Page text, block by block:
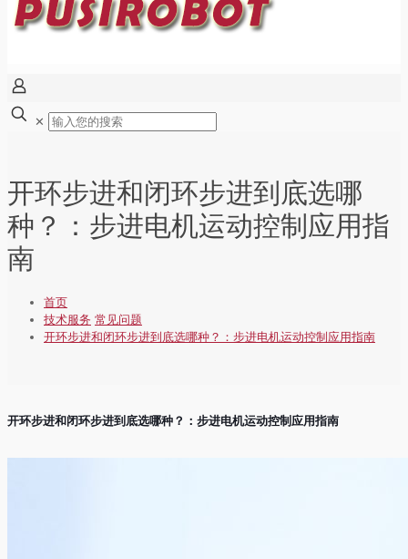
✕
开环步进和闭环步进到底选哪
种？：步进电机运动控制应用指
南
首页
技术服务 常见问题
开环步进和闭环步进到底选哪种？：步进电机运动控制应用指南
开环步进和闭环步进到底选哪种？：步进电机运动控制应用指南